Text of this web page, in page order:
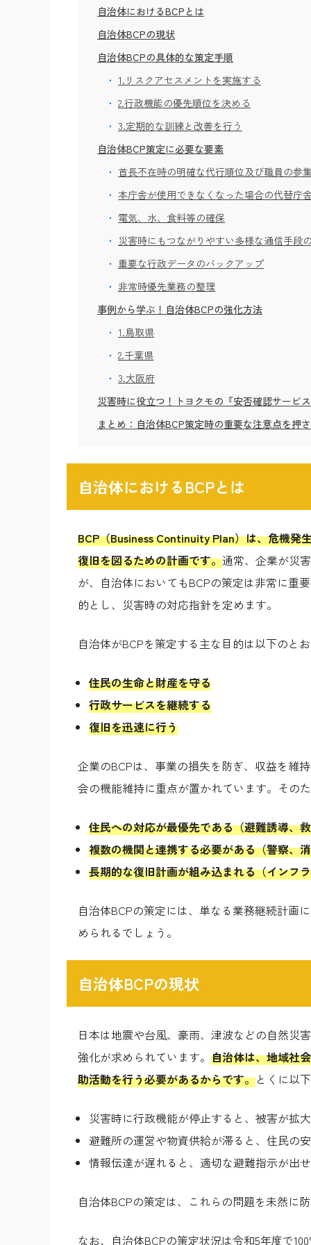
自治体におけるBCPとは
自治体BCPの現状
自治体BCPの具体的な策定手順
1.リスクアセスメントを実施する
2.行政機能の優先順位を決める
3.定期的な訓練と改善を行う
自治体BCP策定に必要な要素
首長不在時の明確な代行順位及び職員の参
本庁舎が使用できなくなった場合の代替庁
電気、水、食料等の確保
災害時にもつながりやすい多様な通信手段
重要な行政データのバックアップ
非常時優先業務の整理
事例から学ぶ！自治体BCPの強化方法
1.鳥取県
2.千葉県
3.大阪府
災害時に役立つ！トヨクモの『安否確認サービ
まとめ：自治体BCP策定時の重要な注意点を押
自治体におけるBCPとは
BCP（Business Continuity Plan）は、危機発
復旧を図るための計画です。通常、企業が災
が、自治体においてもBCPの策定は非常に重
的とし、災害時の対応指針を定めます。
自治体がBCPを策定する主な目的は以下のと
住民の生命と財産を守る
行政サービスを継続する
復旧を迅速に行う
企業のBCPは、事業の損失を防ぎ、収益を維
会の機能維持に重点が置かれています。その
住民への対応が最優先である（避難誘導、
複数の機関と連携する必要がある（警察、
長期的な復旧計画が組み込まれる（インフ
自治体BCPの策定には、単なる業務継続計画
められるでしょう。
自治体BCPの現状
日本は地震や台風、豪雨、津波などの自然災
強化が求められています。 自治体は、地域社
助活動を行う必要があるからです。とくに以
災害時に行政機能が停止すると、被害が拡
避難所の運営や物資供給が滞ると、住民の
情報伝達が遅れると、適切な避難指示が出
自治体BCPの策定は、これらの問題を未然に
なお、自治体BCPの策定状況は令和5年度で